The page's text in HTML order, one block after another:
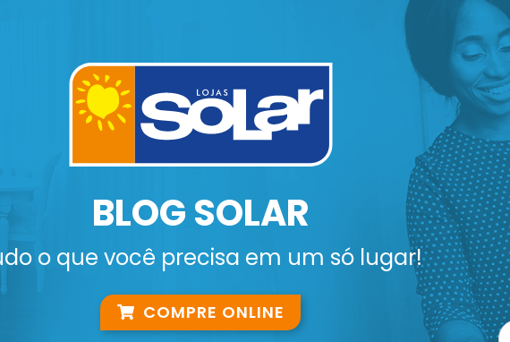
BLOG SOLAR
o que você precisa em um só lugar!
COMPRE ONLINE